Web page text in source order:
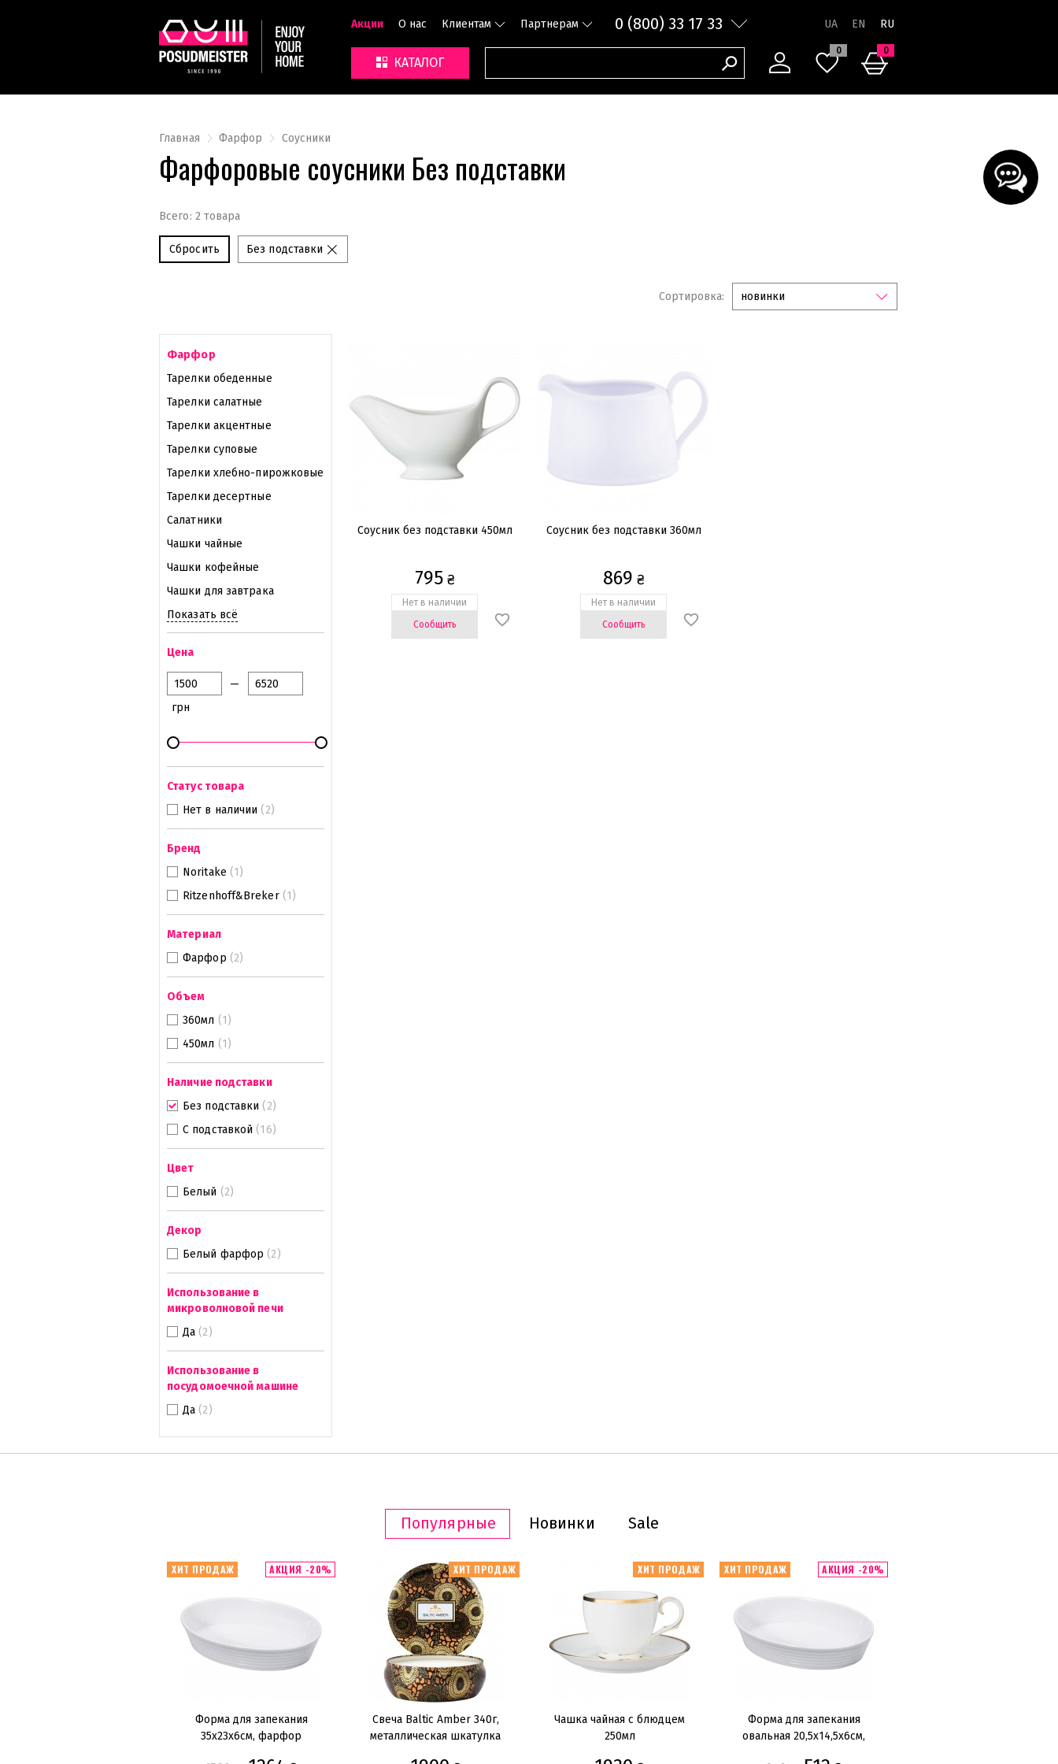
Акции О нас Клиентам Партнерам 0 (800) 33 17 33 RU
КАТАЛОГ
0 0
Главная Фарфор Соусники
Фарфоровые соусники Без подставки
Всего: 2 товара
Сбросить Без подставки
Сортировка: новинки
Фарфор
Тарелки обеденные
Тарелки салатные
Тарелки акцентные
Тарелки суповые
Тарелки хлебно-пирожковые
Тарелки десертные
Салатники
Чашки чайные
Чашки кофейные
Чашки для завтрака
Показать всё
Цена
—
грн
Статус товара
Нет в наличии (2)
Бренд
Noritake (1)
Ritzenhoff&Breker (1)
Материал
Фарфор (2)
Объем
360мл (1)
450мл (1)
Наличие подставки
Без подставки (2)
С подставкой (16)
Цвет
Белый (2)
Декор
Белый фарфор (2)
Использование в
микроволновой печи
Да (2)
Использование в
посудомоечной машине
Да (2)
Соусник без подставки 450мл
795₴
Нет в наличии
Сообщить
Соусник без подставки 360мл
869 ₴
Нет в наличии
Сообщить
Популярные Новинки Sale
ХИТ ПРОДАЖ АКЦИЯ -20%
Форма для запекания
35х23х6см, фарфор
ХИТ ПРОДАЖ
Свеча Baltic Amber 340г,
металлическая шкатулка
ХИТ ПРОДАЖ
Чашка чайная с блюдцем
250мл
ХИТ ПРОДАЖ АКЦИЯ -20%
Форма для запекания
овальная 20,5х14,5х6см,